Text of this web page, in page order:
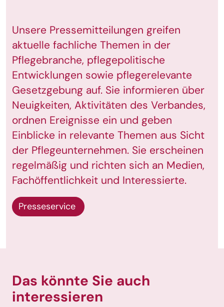
Unsere Pressemitteilungen greifen
aktuelle fachliche Themen in der
Pflegebranche, pflegepolitische
Entwicklungen sowie pflegerelevante
Gesetzgebung auf. Sie informieren über
Neuigkeiten, Aktivitäten des Verbandes,
ordnen Ereignisse ein und geben
Einblicke in relevante Themen aus Sicht
der Pflegeunternehmen. Sie erscheinen
regelmäßig und richten sich an Medien,
Fachöffentlichkeit und Interessierte.
Presseservice
Das könnte Sie auch
interessieren